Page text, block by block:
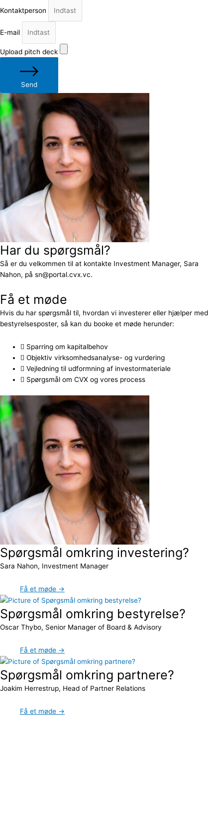
Kontaktperson
E-mail
Upload pitch deck
Send
Har du spørgsmål?
Så er du velkommen til at kontakte Investment Manager, Sara
Nahon, på sn@portal.cvx.vc.
Få et møde
Hvis du har spørgsmål til, hvordan vi investerer eller hjælper med
bestyrelsesposter, så kan du booke et møde herunder:
Sparring om kapitalbehov
Objektiv virksomhedsanalyse- og vurdering
Vejledning til udformning af investormateriale
Spørgsmål om CVX og vores process
Spørgsmål omkring investering?
Sara Nahon, Investment Manager
Få et møde →
Spørgsmål omkring bestyrelse?
Oscar Thybo, Senior Manager of Board & Advisory
Få et møde →
Spørgsmål omkring partnere?
Joakim Herrestrup, Head of Partner Relations
Få et møde →